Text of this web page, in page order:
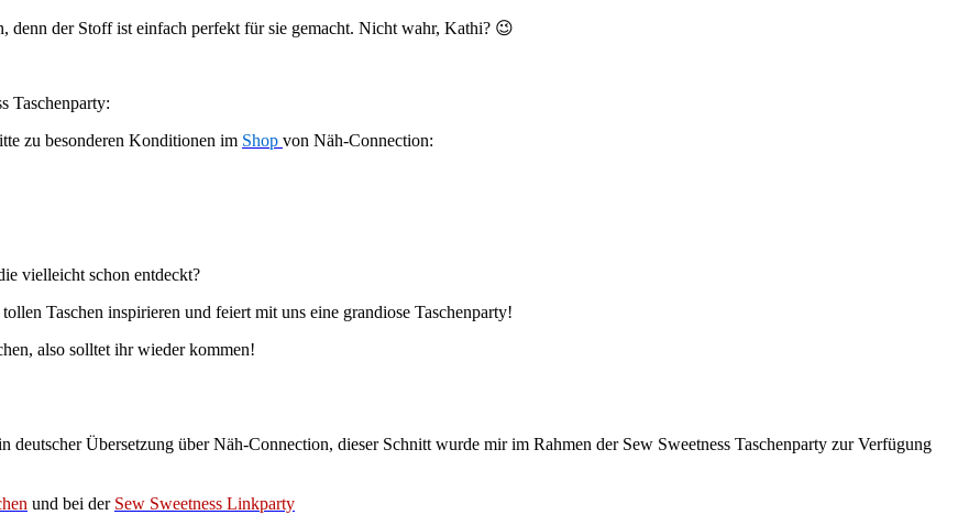
denn der Stoff ist einfach perfekt für sie gemacht. Nicht wahr, Kathi? 😉
Taschenparty:
zu besonderen Konditionen im Shop von Näh-Connection:
vielleicht schon entdeckt?
Taschen inspirieren und feiert mit uns eine grandiose Taschenparty!
also solltet ihr wieder kommen!
deutscher Übersetzung über Näh-Connection, dieser Schnitt wurde mir im Rahmen der Sew Sweetness Taschenparty zur Verfügung
und bei der Sew Sweetness Linkparty